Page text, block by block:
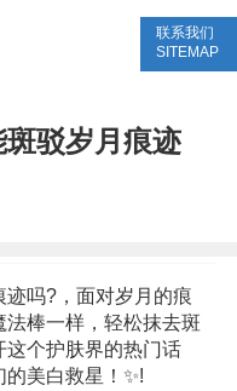
联系我们
SITEMAP
驳岁月痕迹
吗?，面对岁月的痕
棒一样，轻松抹去斑
个护肤界的热门话
美白救星！✨!